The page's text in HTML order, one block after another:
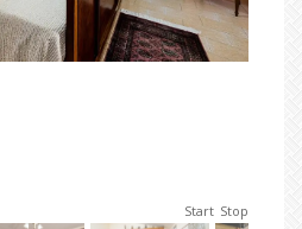
Start Stop